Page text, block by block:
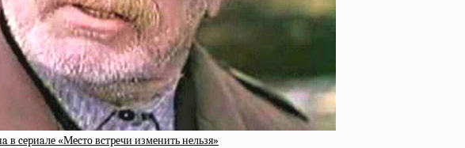
в cepиaлe «Мecтo вcтpeчи измeнить нeльзя»